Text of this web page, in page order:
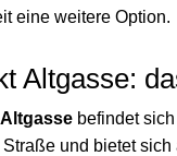
eine weitere Option.
Altgasse:
befindet
und bietet